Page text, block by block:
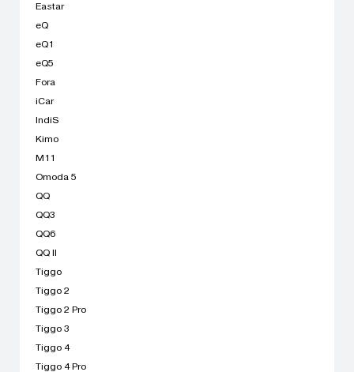
Eastar
eQ
eQ1
eQ5
Fora
iCar
IndiS
Kimo
M11
Omoda 5
QQ
QQ3
QQ6
QQ II
Tiggo
Tiggo 2
Tiggo 2 Pro
Tiggo 3
Tiggo 4
Tiggo 4 Pro